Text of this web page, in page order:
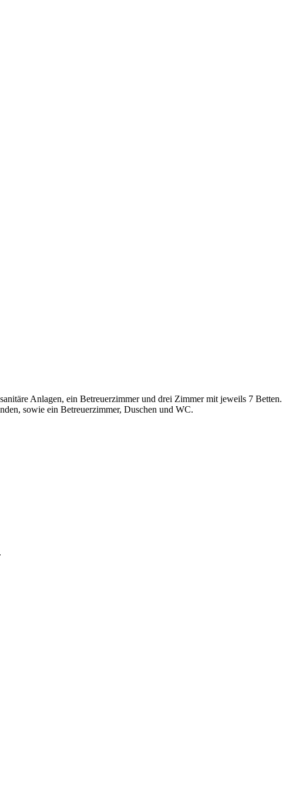
Anlagen, ein Betreuerzimmer und drei Zimmer mit jeweils 7 Betten.
sowie ein Betreuerzimmer, Duschen und WC.